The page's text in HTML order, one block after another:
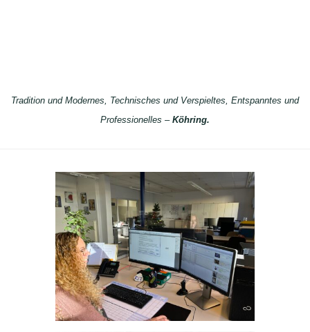
Tradition und Modernes, Technisches und Verspieltes, Entspanntes und
Professionelles – Köhring.